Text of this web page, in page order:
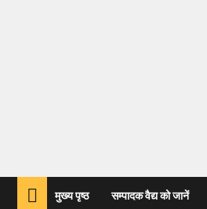
मुख्य पृष्ठ सम्पादक वैद्य को जानें